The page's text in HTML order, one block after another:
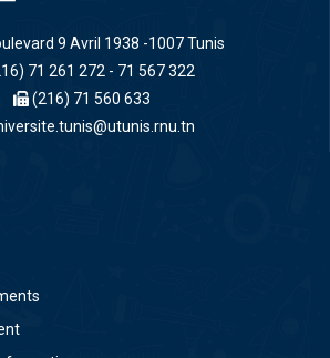
9 Avril 1938 -1007 Tunis
71 261 272 - 71 567 322
(216) 71 560 633